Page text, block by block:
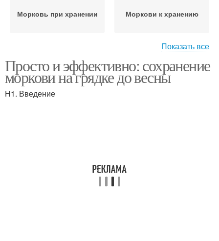
Морковь при хранении Моркови к хранению
Моркови в
холодильнике
морозильной камере
Показать все
Просто и эффективно: сохранение
моркови на грядке до весны
H1. Введение